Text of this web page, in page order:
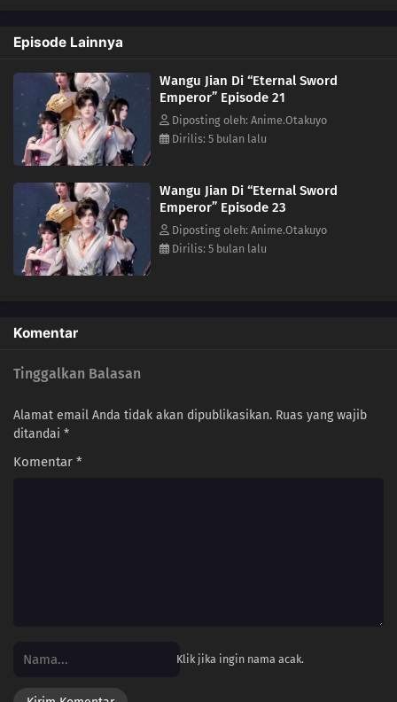
03 Episode 3
Episode 2
Episode 1
fana.Awalnya berniat mendedikasikan dirinya untuk pelatihannya dan
dengan cepat membunuh musuh -musuhnya, Jiang Yun menjadi
sasaran kekasih masa kecil istrinya, Ling Shaofeng. Ling Shaofeng
mengumpulkan pasukan melawan Jiang Yun. Bertekad untuk
melindungi istrinya dan keluarga Tang, Jiang Yun melawan dengan
sengit, pada akhirnya membongkar Ling Shaofeng dan pasukannya
dan mengungkap rencana roh Roh untuk merebut benua yang
Jiang Yun terpaksa sementara mengesampingkan kebenciannya dan
bergabung dengan teman -temannya untuk melawan serangan roh
roh, yang pada akhirnya menyelamatkan benua yang terlupakan ilahi
dan melindungi kemanusiaan.(Sumber: Bilibili, Google
diterjemahkan)
Episode Lainnya
Wangu Jian Di “Eternal Sword
Emperor” Episode 21
Diposting oleh: Anime.Otakuyo
Dirilis: 5 bulan lalu
Wangu Jian Di “Eternal Sword
Emperor” Episode 23
Diposting oleh: Anime.Otakuyo
Dirilis: 5 bulan lalu
Komentar
Tinggalkan Balasan
Alamat email Anda tidak akan dipublikasikan. Ruas yang wajib
ditandai *
Komentar *
Klik jika ingin nama acak.